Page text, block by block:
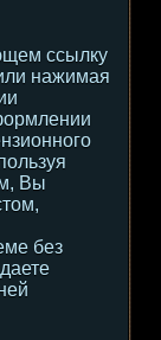
ссылку
нажимая
Вы
без